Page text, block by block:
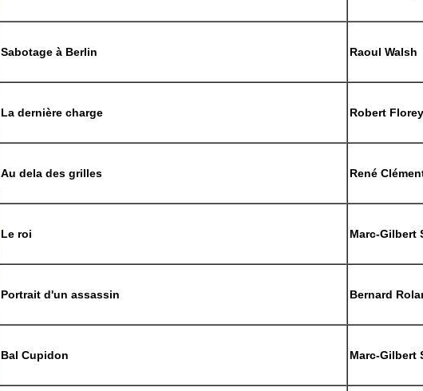
Sabotage à Berlin Raoul Walsh
La dernière charge Robert Florey
Au dela des grilles René
Le roi Marc-Gilbert
Portrait d'un assassin Bernard
Bal Cupidon Marc-Gilbert